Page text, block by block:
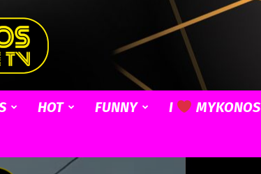
HOT FUNNY I
MYKONOS